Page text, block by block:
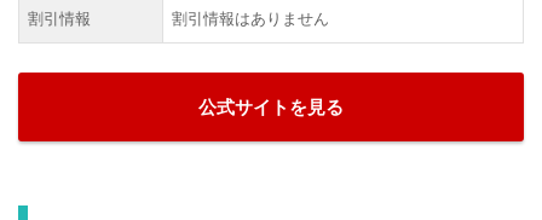
割引情報 割引情報はありません
公式サイトを見る